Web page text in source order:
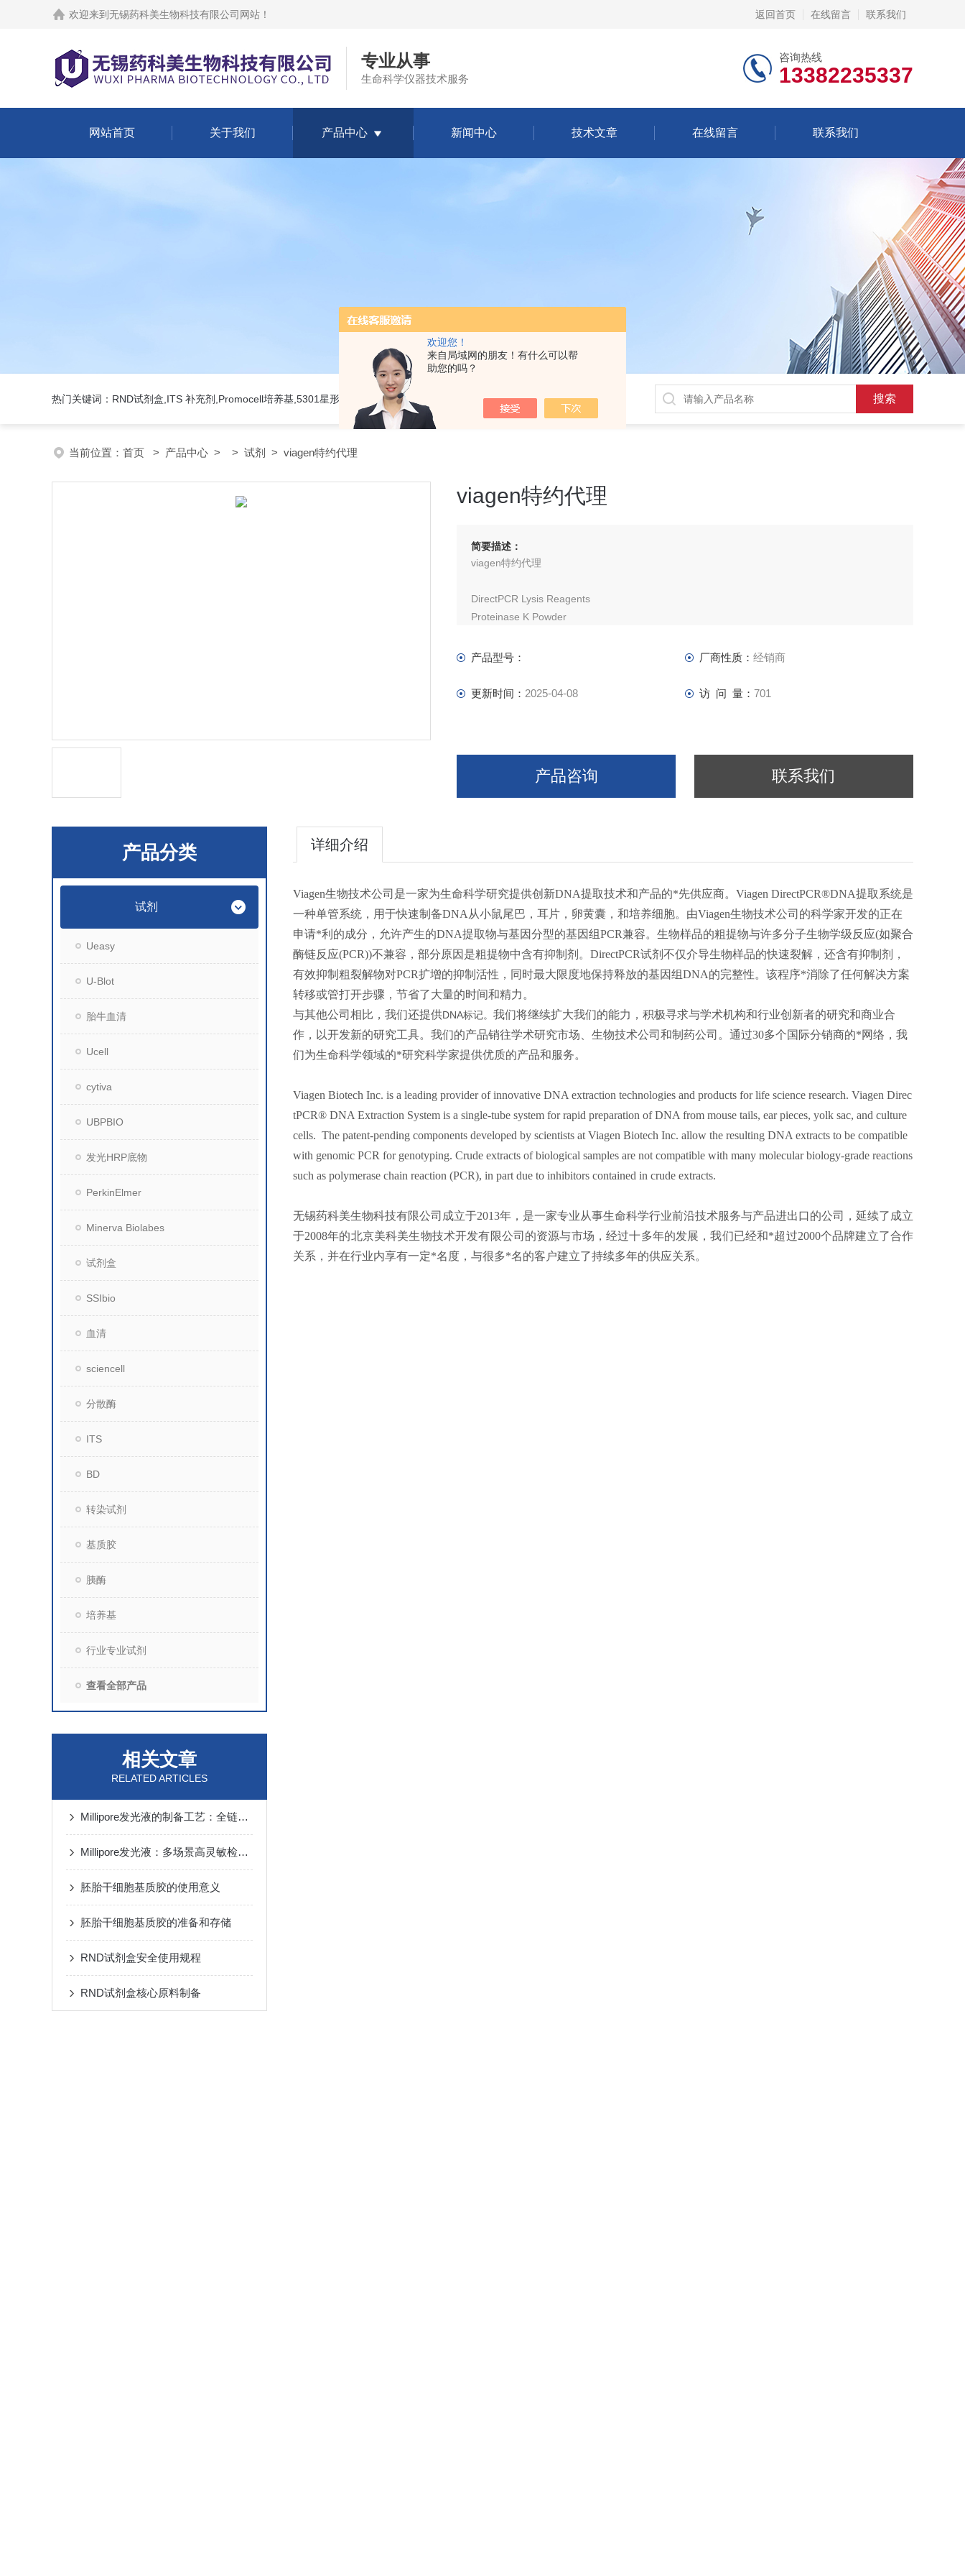
欢迎您！
来自局域网的朋友！有什么可以帮
助您的吗？
欢迎来到 无锡药科美生物科技有限公司网站 ！ 返回首页 在线留言 联系我们
专业从事
生命科学仪器技术服务
咨询热线
13382235337
网站首页 关于我们 产品中心 新闻中心 技术文章 在线留言 联系我们
热门关键词：RND试剂盒,ITS 补充剂,Promocell培养基,5301星形细胞培养基
当前位置： 首页 > 产品中心 > > 试剂 > viagen特约代理
viagen特约代理
简要描述：
viagen特约代理
DirectPCR Lysis Reagents
Proteinase K Powder
E-Prep Extraction Reagents
DNA Markers
产品型号： 厂商性质： 经销商
更新时间： 2025-04-08 访 问 量： 701
产品咨询 联系我们
产品分类
试剂
Ueasy
U-Blot
胎牛血清
Ucell
cytiva
UBPBIO
发光HRP底物
PerkinElmer
Minerva Biolabes
试剂盒
SSIbio
血清
sciencell
分散酶
ITS
BD
转染试剂
基质胶
胰酶
培养基
行业专业试剂
查看全部产品
相关文章
RELATED ARTICLES
Millipore发光液的制备工艺：全链路质控保障检测性能稳定
Millipore发光液：多场景高灵敏检测的核心试剂支撑
胚胎干细胞基质胶的使用意义
胚胎干细胞基质胶的准备和存储
RND试剂盒安全使用规程
RND试剂盒核心原料制备
详细介绍
Viagen生物技术公司是一家为生命科学研究提供创新DNA提取技术和产品的*先供应商。Viagen DirectPCR®DNA提取系统是
一种单管系统，用于快速制备DNA从小鼠尾巴，耳片，卵黄囊，和培养细胞。由Viagen生物技术公司的科学家开发的正在
申请*利 的成分，允许产生的DNA提取物与基因分型的基因组PCR兼容。生物样品的粗提物与许多分子生物学级反应(如聚合
酶链反应(PCR))不兼容，部分原因是粗提物中含有抑制剂。DirectPCR试剂不仅介导生物样品的快速裂解，还含有抑制剂，
有效抑制粗裂解物对PCR扩增的抑制活性，同时最大限度地保持释放的基因组DNA的完整性。该程序*消除了任何解决方案
转移或管打开步骤，节省了大量的时间和精力。
与其他公司相比，我们还提供DNA标记。 我们将继续扩大我们的能力，积极寻求与学术机构和行业创新者的研究和商业合
作，以开发新的研究工具。我们的产品销往学术研究市场、生物技术公司和制药公司。通过30多个国际分销商的*网络，我
们为生命科学领域的*研究科学家提供优质的产品和服务。
Viagen Biotech Inc. is a leading provider of innovative DNA extraction technologies and products for life science research. Viagen Direc
tPCR® DNA Extraction System is a single-tube system for rapid preparation of DNA from mouse tails, ear pieces, yolk sac, and culture
cells. The patent-pending components developed by scientists at Viagen Biotech Inc. allow the resulting DNA extracts to be compatible
with genomic PCR for genotyping. Crude extracts of biological samples are not compatible with many molecular biology-grade reactions
such as polymerase chain reaction (PCR), in part due to inhibitors contained in crude extracts.
无锡药科美生物科技有限公司成立于2013年，是一家专业从事生命科学行业前沿技术服务与产品进出口的公司，延续了成立
于2008年的北京美科美生物技术开发有限公司的资源与市场，经过十多年的发展，我们已经和*超过2000个品牌建立了合作
关系，并在行业内享有一定*名度，与很多*名的客户建立了持续多年的供应关系。